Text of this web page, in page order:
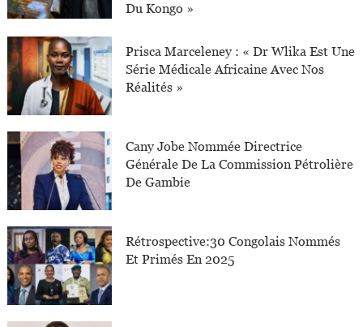
Du Kongo »
Prisca Marceleney : « Dr Wlika Est Une
Série Médicale Africaine Avec Nos
Réalités »
Cany Jobe Nommée Directrice
Générale De La Commission Pétrolière
De Gambie
Rétrospective:30 Congolais Nommés
Et Primés En 2025